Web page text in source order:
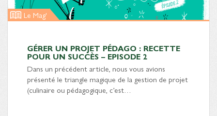
Le Mag'
GÉRER UN PROJET PÉDAGO : RECETTE
POUR UN SUCCÈS – EPISODE 2
Dans un précédent article, nous vous avions
présenté le triangle magique de la gestion de projet
(culinaire ou pédagogique, c’est…